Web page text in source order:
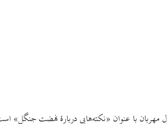
با عنوان «نکته‌هایی دربارهٔ نهضت جنگل»‌